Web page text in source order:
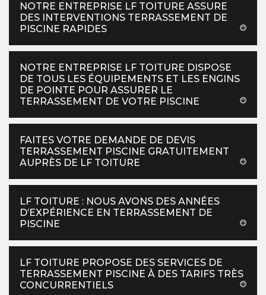
NOTRE ENTREPRISE LF TOITURE ASSURE
DES INTERVENTIONS TERRASSEMENT DE
PISCINE RAPIDES
NOTRE ENTREPRISE LF TOITURE DISPOSE
DE TOUS LES ÉQUIPEMENTS ET LES ENGINS
DE POINTE POUR ASSURER LE
TERRASSEMENT DE VOTRE PISCINE
FAITES VOTRE DEMANDE DE DEVIS
TERRASSEMENT PISCINE GRATUITEMENT
AUPRÈS DE LF TOITURE
LF TOITURE : NOUS AVONS DES ANNÉES
D’EXPÉRIENCE EN TERRASSEMENT DE
PISCINE
LF TOITURE PROPOSE DES SERVICES DE
TERRASSEMENT PISCINE À DES TARIFS TRÈS
CONCURRENTIELS